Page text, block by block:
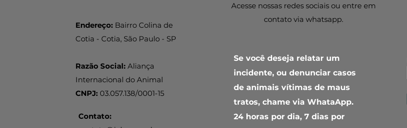
Endereço: Bairro Colina de
Cotia - Cotia, São Paulo - SP
Razão Social: Aliança
Internacional do Animal
CNPJ: 03.057.138/0001-15
Contato:
Acesse nossas redes sociais ou entre em
contato via whatsapp.
Se você deseja relatar um
incidente, ou denunciar casos
de animais vítimas de maus
tratos, chame via WhataApp.
24 horas por dia, 7 dias por